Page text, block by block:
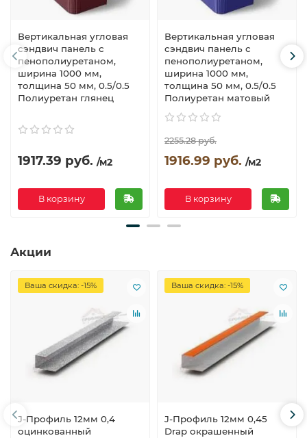
Вертикальная угловая
сэндвич панель с
пенополиуретаном,
ширина 1000 мм,
толщина 50 мм, 0.5/0.5
Полиуретан глянец
1917.39 руб. /м2
В корзину
Вертикальная угловая
сэндвич панель с
пенополиуретаном,
ширина 1000 мм,
толщина 50 мм, 0.5/0.5
Полиуретан матовый
2255.28 руб.
1916.99 руб. /м2
В корзину
Акции
Ваша скидка: -15%
J-Профиль 12мм 0,4
оцинкованный
Ваша скидка: -15%
J-Профиль 12мм 0,45
Drap окрашенный